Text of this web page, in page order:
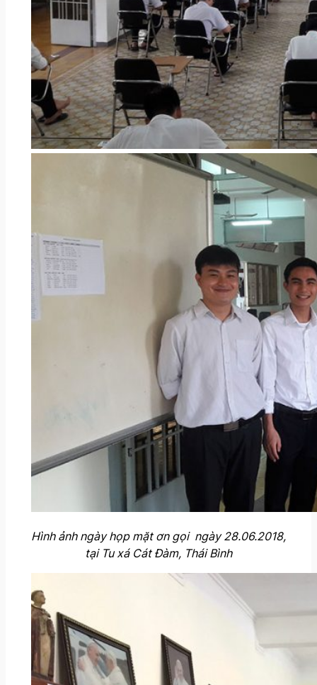
Hình ảnh ngày họp mặt ơn gọi ngày 28.06.2018,
tại Tu xá Cát Đàm, Thái Bình